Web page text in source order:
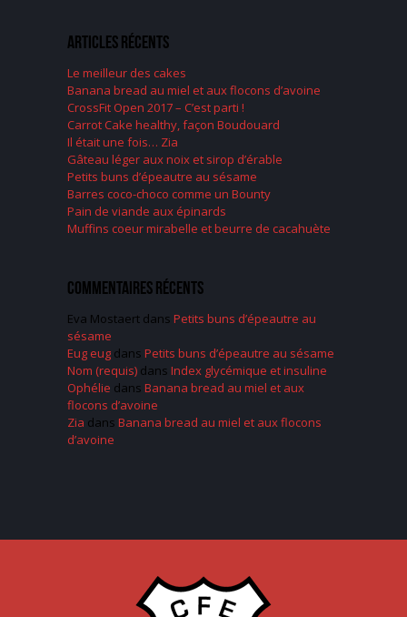
Articles récents
Le meilleur des cakes
Banana bread au miel et aux flocons d’avoine
CrossFit Open 2017 – C’est parti !
Carrot Cake healthy, façon Boudouard
Il était une fois… Zia
Gâteau léger aux noix et sirop d’érable
Petits buns d’épeautre au sésame
Barres coco-choco comme un Bounty
Pain de viande aux épinards
Muffins coeur mirabelle et beurre de cacahuète
Commentaires récents
Eva Mostaert dans Petits buns d’épeautre au
sésame
Eug eug dans Petits buns d’épeautre au sésame
Nom (requis) dans Index glycémique et insuline
Ophélie dans Banana bread au miel et aux
flocons d’avoine
Zia dans Banana bread au miel et aux flocons
d’avoine